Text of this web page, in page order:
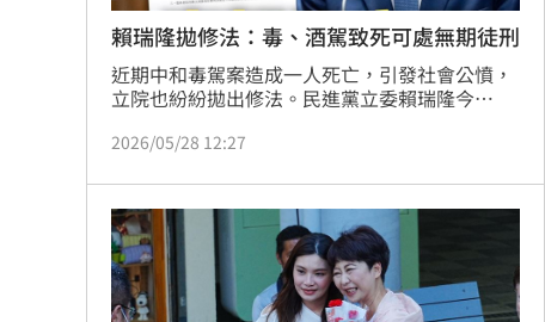
賴瑞隆拋修法：毒、酒駕致死可處無期徒刑
近期中和毒駕案造成一人死亡，引發社會公憤，
立院也紛紛拋出修法。民進黨立委賴瑞隆今
之3修正案，並要求精進執法與防治作為，嚴格
酒駕致死者最高可處無期徒刑，罰金最高兩千萬
元；累犯致死者最高也可處無期徒刑，罰金最高
三千萬元。
2026/05/28 12:27